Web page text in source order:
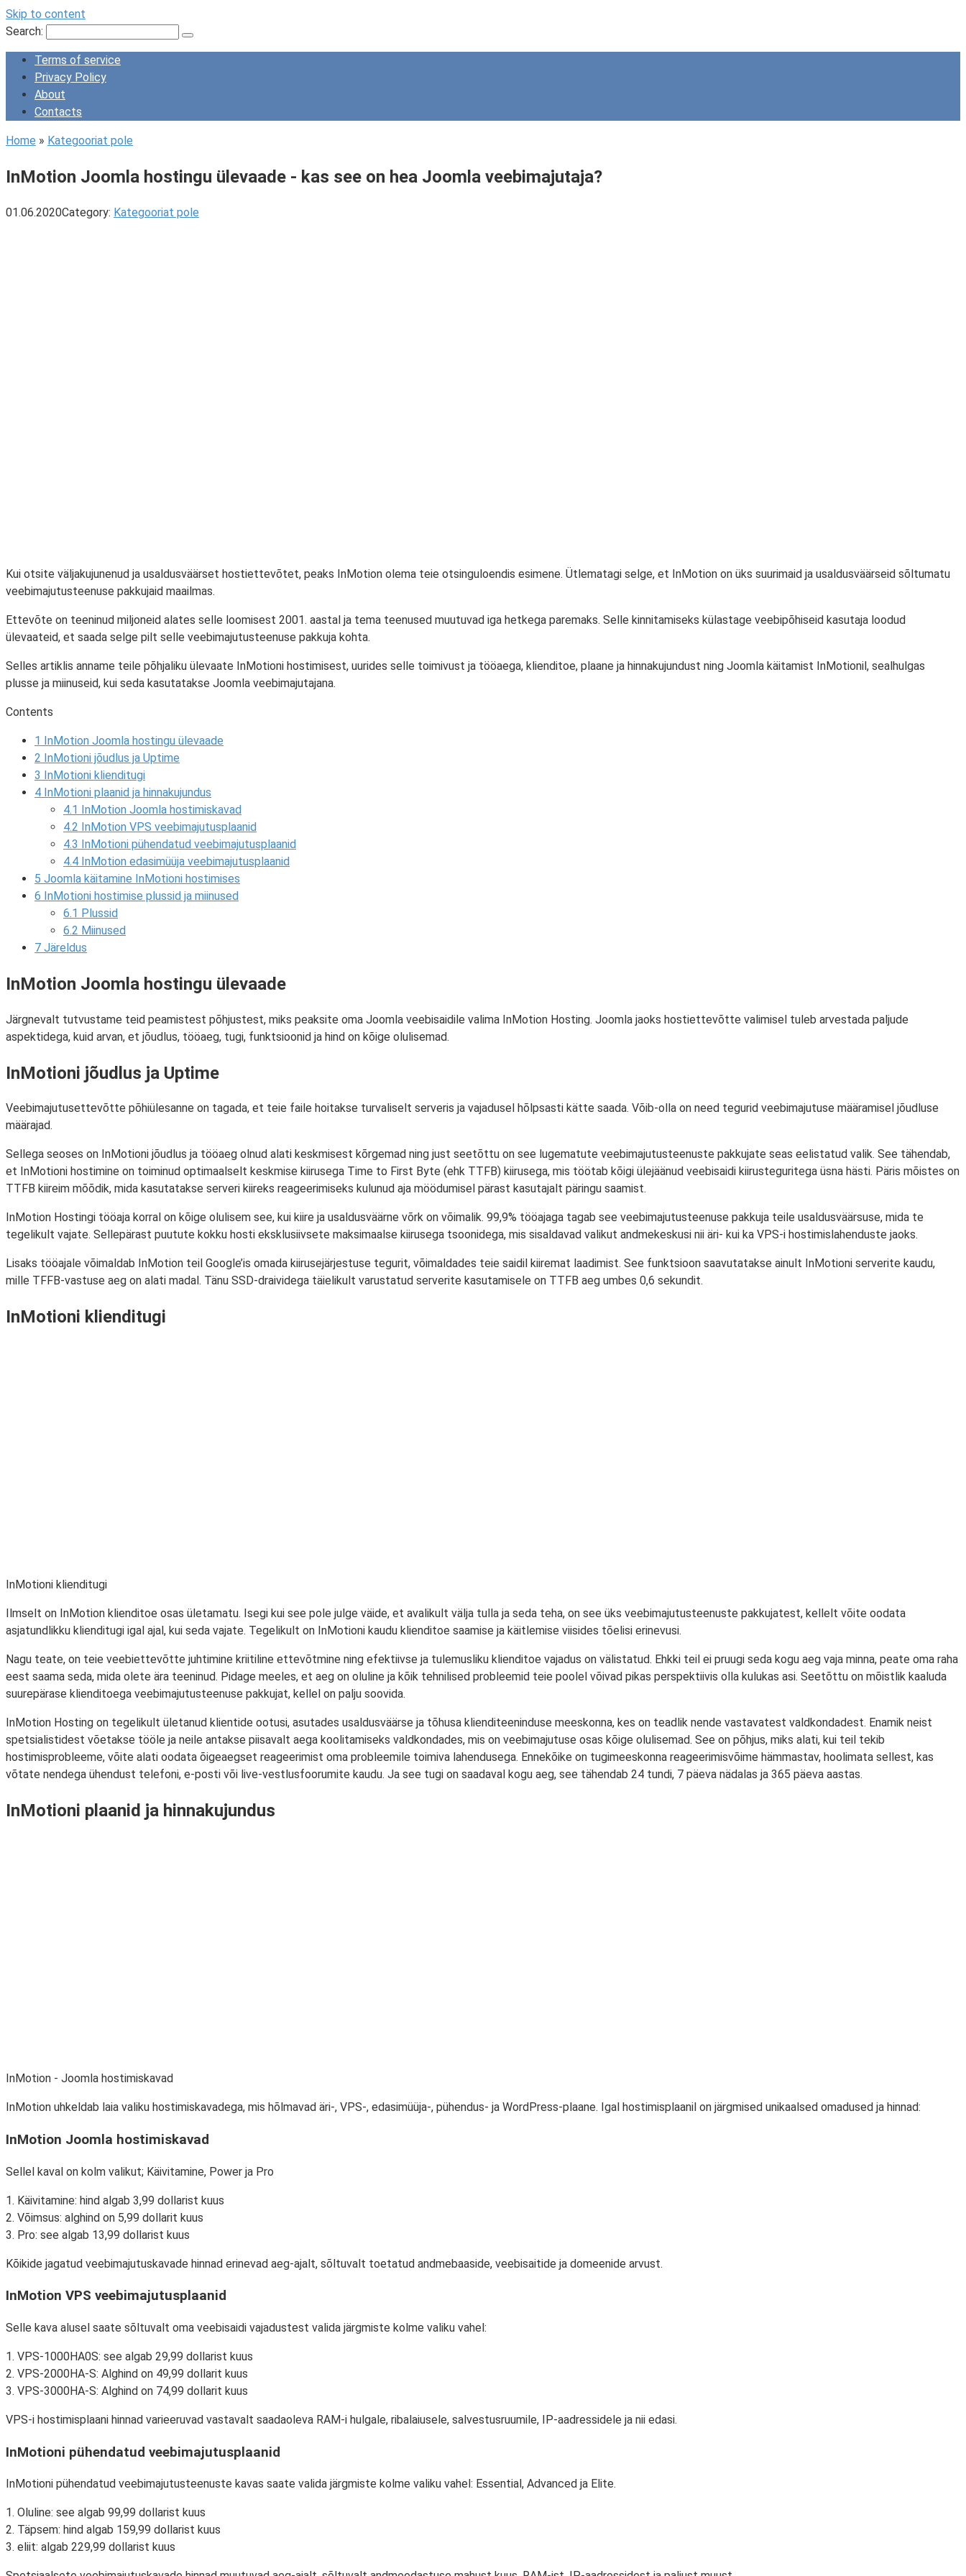
Skip to content
Search:
Terms of service
Privacy Policy
About
Contacts
Home » Kategooriat pole
InMotion Joomla hostingu ülevaade - kas see on hea Joomla veebimajutaja?
01.06.2020Category: Kategooriat pole
Kui otsite väljakujunenud ja usaldusväärset hostiettevõtet, peaks InMotion olema teie otsinguloendis esimene. Ütlematagi selge, et InMotion on üks suurimaid ja usaldusväärseid sõltumatu
veebimajutusteenuse pakkujaid maailmas.
Ettevõte on teeninud miljoneid alates selle loomisest 2001. aastal ja tema teenused muutuvad iga hetkega paremaks. Selle kinnitamiseks külastage veebipõhiseid kasutaja loodud
ülevaateid, et saada selge pilt selle veebimajutusteenuse pakkuja kohta.
Selles artiklis anname teile põhjaliku ülevaate InMotioni hostimisest, uurides selle toimivust ja tööaega, klienditoe, plaane ja hinnakujundust ning Joomla käitamist InMotionil, sealhulgas
plusse ja miinuseid, kui seda kasutatakse Joomla veebimajutajana.
Contents
1 InMotion Joomla hostingu ülevaade
2 InMotioni jõudlus ja Uptime
3 InMotioni klienditugi
4 InMotioni plaanid ja hinnakujundus
4.1 InMotion Joomla hostimiskavad
4.2 InMotion VPS veebimajutusplaanid
4.3 InMotioni pühendatud veebimajutusplaanid
4.4 InMotion edasimüüja veebimajutusplaanid
5 Joomla käitamine InMotioni hostimises
6 InMotioni hostimise plussid ja miinused
6.1 Plussid
6.2 Miinused
7 Järeldus
InMotion Joomla hostingu ülevaade
Järgnevalt tutvustame teid peamistest põhjustest, miks peaksite oma Joomla veebisaidile valima InMotion Hosting. Joomla jaoks hostiettevõtte valimisel tuleb arvestada paljude
aspektidega, kuid arvan, et jõudlus, tööaeg, tugi, funktsioonid ja hind on kõige olulisemad.
InMotioni jõudlus ja Uptime
Veebimajutusettevõtte põhiülesanne on tagada, et teie faile hoitakse turvaliselt serveris ja vajadusel hõlpsasti kätte saada. Võib-olla on need tegurid veebimajutuse määramisel jõudluse
määrajad.
Sellega seoses on InMotioni jõudlus ja tööaeg olnud alati keskmisest kõrgemad ning just seetõttu on see lugematute veebimajutusteenuste pakkujate seas eelistatud valik. See tähendab,
et InMotioni hostimine on toiminud optimaalselt keskmise kiirusega Time to First Byte (ehk TTFB) kiirusega, mis töötab kõigi ülejäänud veebisaidi kiirusteguritega üsna hästi. Päris mõistes on
TTFB kiireim mõõdik, mida kasutatakse serveri kiireks reageerimiseks kulunud aja möödumisel pärast kasutajalt päringu saamist.
InMotion Hostingi tööaja korral on kõige olulisem see, kui kiire ja usaldusväärne võrk on võimalik. 99,9% tööajaga tagab see veebimajutusteenuse pakkuja teile usaldusväärsuse, mida te
tegelikult vajate. Sellepärast puutute kokku hosti eksklusiivsete maksimaalse kiirusega tsoonidega, mis sisaldavad valikut andmekeskusi nii äri- kui ka VPS-i hostimislahenduste jaoks.
Lisaks tööajale võimaldab InMotion teil Google’is omada kiirusejärjestuse tegurit, võimaldades teie saidil kiiremat laadimist. See funktsioon saavutatakse ainult InMotioni serverite kaudu,
mille TFFB-vastuse aeg on alati madal. Tänu SSD-draividega täielikult varustatud serverite kasutamisele on TTFB aeg umbes 0,6 sekundit.
InMotioni klienditugi
InMotioni klienditugi
Ilmselt on InMotion klienditoe osas ületamatu. Isegi kui see pole julge väide, et avalikult välja tulla ja seda teha, on see üks veebimajutusteenuste pakkujatest, kellelt võite oodata
asjatundlikku klienditugi igal ajal, kui seda vajate. Tegelikult on InMotioni kaudu klienditoe saamise ja käitlemise viisides tõelisi erinevusi.
Nagu teate, on teie veebiettevõtte juhtimine kriitiline ettevõtmine ning efektiivse ja tulemusliku klienditoe vajadus on välistatud. Ehkki teil ei pruugi seda kogu aeg vaja minna, peate oma raha
eest saama seda, mida olete ära teeninud. Pidage meeles, et aeg on oluline ja kõik tehnilised probleemid teie poolel võivad pikas perspektiivis olla kulukas asi. Seetõttu on mõistlik kaaluda
suurepärase klienditoega veebimajutusteenuse pakkujat, kellel on palju soovida.
InMotion Hosting on tegelikult ületanud klientide ootusi, asutades usaldusväärse ja tõhusa klienditeeninduse meeskonna, kes on teadlik nende vastavatest valdkondadest. Enamik neist
spetsialistidest võetakse tööle ja neile antakse piisavalt aega koolitamiseks valdkondades, mis on veebimajutuse osas kõige olulisemad. See on põhjus, miks alati, kui teil tekib
hostimisprobleeme, võite alati oodata õigeaegset reageerimist oma probleemile toimiva lahendusega. Ennekõike on tugimeeskonna reageerimisvõime hämmastav, hoolimata sellest, kas
võtate nendega ühendust telefoni, e-posti või live-vestlusfoorumite kaudu. Ja see tugi on saadaval kogu aeg, see tähendab 24 tundi, 7 päeva nädalas ja 365 päeva aastas.
InMotioni plaanid ja hinnakujundus
InMotion - Joomla hostimiskavad
InMotion uhkeldab laia valiku hostimiskavadega, mis hõlmavad äri-, VPS-, edasimüüja-, pühendus- ja WordPress-plaane. Igal hostimisplaanil on järgmised unikaalsed omadused ja hinnad:
InMotion Joomla hostimiskavad
Sellel kaval on kolm valikut; Käivitamine, Power ja Pro
1. Käivitamine: hind algab 3,99 dollarist kuus
2. Võimsus: alghind on 5,99 dollarit kuus
3. Pro: see algab 13,99 dollarist kuus
Kõikide jagatud veebimajutuskavade hinnad erinevad aeg-ajalt, sõltuvalt toetatud andmebaaside, veebisaitide ja domeenide arvust.
InMotion VPS veebimajutusplaanid
Selle kava alusel saate sõltuvalt oma veebisaidi vajadustest valida järgmiste kolme valiku vahel:
1. VPS-1000HA0S: see algab 29,99 dollarist kuus
2. VPS-2000HA-S: Alghind on 49,99 dollarit kuus
3. VPS-3000HA-S: Alghind on 74,99 dollarit kuus
VPS-i hostimisplaani hinnad varieeruvad vastavalt saadaoleva RAM-i hulgale, ribalaiusele, salvestusruumile, IP-aadressidele ja nii edasi.
InMotioni pühendatud veebimajutusplaanid
InMotioni pühendatud veebimajutusteenuste kavas saate valida järgmiste kolme valiku vahel: Essential, Advanced ja Elite.
1. Oluline: see algab 99,99 dollarist kuus
2. Täpsem: hind algab 159,99 dollarist kuus
3. eliit: algab 229,99 dollarist kuus